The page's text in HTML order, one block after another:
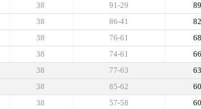
89
91-29
38
82
86-41
38
68
76-61
38
66
74-61
38
63
77-63
38
60
85-62
38
60
57-58
38